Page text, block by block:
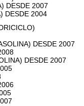
DESDE 2007
DESDE 2004
DESDE 2007
DESDE 2007